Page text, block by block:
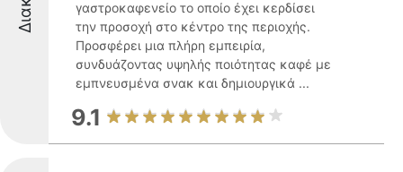
γαστροκαφενείο το οποίο έχει κερδίσει
την προσοχή στο κέντρο της περιοχής.
Προσφέρει μια πλήρη εμπειρία,
συνδυάζοντας υψηλής ποιότητας καφέ με
εμπνευσμένα σνακ και δημιουργικά ...
9.1